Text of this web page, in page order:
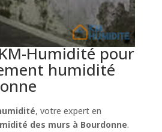
Humidité pour
humidité
, votre expert en
des murs à Bourdonne.